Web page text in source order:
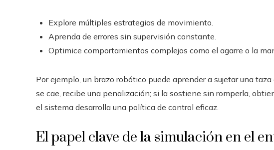
Explore múltiples estrategias de movimiento.
Aprenda de errores sin supervisión constante.
Optimice comportamientos complejos como el agarre o la
Por ejemplo, un brazo robótico puede aprender a sujetar una
se cae, recibe una penalización; si la sostiene sin romperla,
el sistema desarrolla una política de control eficaz.
El papel clave de la simulación en el